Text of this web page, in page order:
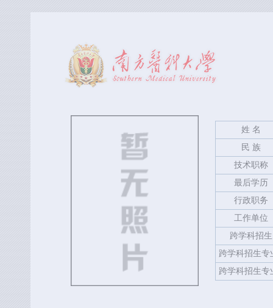
姓 名
民 族
技术职称
最后学历
行政职务
工作单位
跨学科招生
跨学科招生专
跨学科招生专